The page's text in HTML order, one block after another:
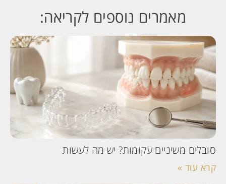
מאמרים נוספים לקריאה:
סובלים משיניים עקומות? יש מה לעשות
קרא עוד »